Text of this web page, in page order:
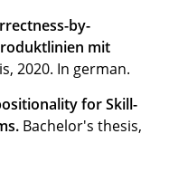
by-
mit
2020. In german.
for Skill-
Bachelor's thesis,